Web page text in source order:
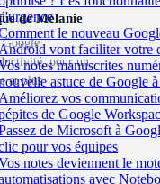
le nouveau
vont faciliter votre
notes manuscrites
astuce de Google à
Améliorez vos
de Google
de Microsoft à
pour vos équipes
notes deviennent le
avec
de Mélanie
pour un
et plus